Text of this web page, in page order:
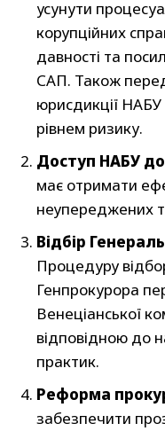
усунути
корупційних
давності та
САП. Також
юрисдикції НАБУ
рівнем ризику.
Доступ НАБУ
має отримати
неупереджених
Відбір
Процедуру
Генпрокурора
Венеціанської
відповідною до
практик.
Реформа
забезпечити